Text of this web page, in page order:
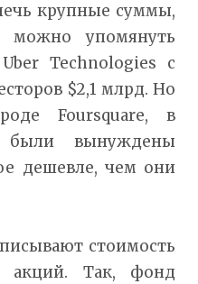
крупные суммы,
можно упомянуть
Technologies с
$2,1 млрд. Но
Foursquare, в
были вынуждены
дешевле, чем они
стоимость
акций. Так, фонд